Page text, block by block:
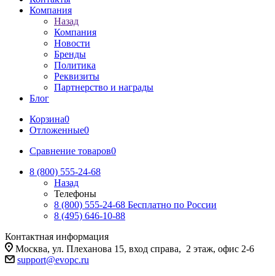
Компания
Назад
Компания
Новости
Бренды
Политика
Реквизиты
Партнерство и награды
Блог
Корзина0
Отложенные0
Сравнение товаров0
8 (800) 555-24-68
Назад
Телефоны
8 (800) 555-24-68 Бесплатно по России
8 (495) 646-10-88
Контактная информация
Москва, ул. Плеханова 15, вход справа, 2 этаж, офис 2-6
support@evopc.ru